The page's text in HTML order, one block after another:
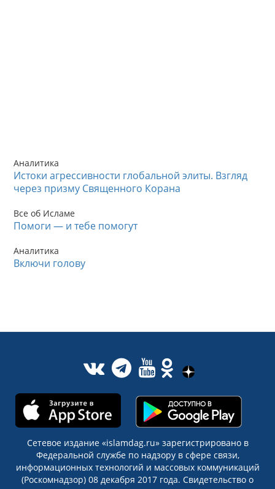
Аналитика
Истоки агрессивности глобальной элиты. Взгляд
через призму Священного Корана
Все об Исламе
Помоги — и тебе помогут
Аналитика
Включи голову
Сетевое издание «islamdag.ru» зарегистрировано в
Федеральной службе по надзору в сфере связи,
информационных технологий и массовых коммуникаций
(Роскомнадзор) 08 декабря 2017 года. Свидетельство о